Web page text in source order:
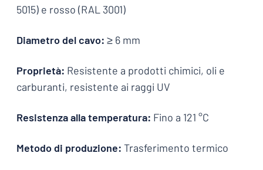
5015) e rosso (RAL 3001)
Diametro del cavo: ≥ 6 mm
Proprietà: Resistente a prodotti chimici, oli e
carburanti, resistente ai raggi UV
Resistenza alla temperatura: Fino a 121 °C
Metodo di produzione: Trasferimento termico